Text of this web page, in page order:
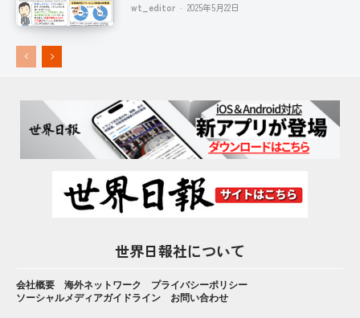
wt_editor - 2025年5月22日
世界日報社について
会社概要 海外ネットワーク
プライバシーポリシー
ソーシャルメディアガイドライン
お問い合わせ